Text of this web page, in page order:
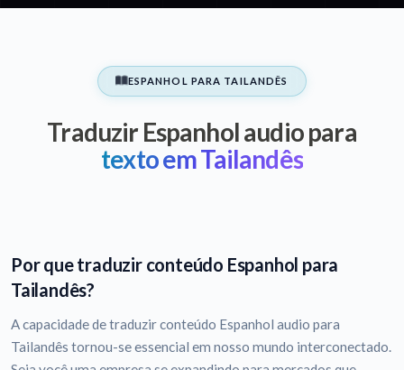
ESPANHOL PARA TAILANDÊS
Traduzir Espanhol audio para
texto em Tailandês
Por que traduzir conteúdo Espanhol para
Tailandês?
A capacidade de traduzir conteúdo Espanhol audio para
Tailandês tornou-se essencial em nosso mundo interconectado.